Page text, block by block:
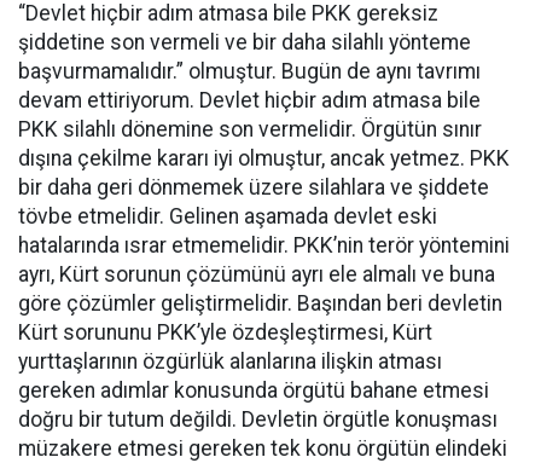
“Devlet hiçbir adım atmasa bile PKK gereksiz
şiddetine son vermeli ve bir daha silahlı yönteme
başvurmamalıdır.” olmuştur. Bugün de aynı tavrımı
devam ettiriyorum. Devlet hiçbir adım atmasa bile
PKK silahlı dönemine son vermelidir. Örgütün sınır
dışına çekilme kararı iyi olmuştur, ancak yetmez. PKK
bir daha geri dönmemek üzere silahlara ve şiddete
tövbe etmelidir. Gelinen aşamada devlet eski
hatalarında ısrar etmemelidir. PKK’nin terör yöntemini
ayrı, Kürt sorunun çözümünü ayrı ele almalı ve buna
göre çözümler geliştirmelidir. Başından beri devletin
Kürt sorununu PKK’yle özdeşleştirmesi, Kürt
yurttaşlarının özgürlük alanlarına ilişkin atması
gereken adımlar konusunda örgütü bahane etmesi
doğru bir tutum değildi. Devletin örgütle konuşması
müzakere etmesi gereken tek konu örgütün elindeki